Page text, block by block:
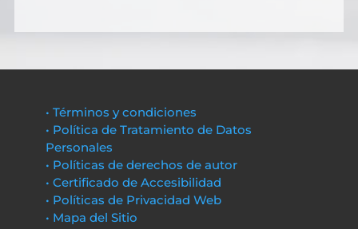
• Términos y condiciones
• Política de Tratamiento de Datos
Personales
• Políticas de derechos de autor
• Certificado de Accesibilidad
• Políticas de Privacidad Web
• Mapa del Sitio